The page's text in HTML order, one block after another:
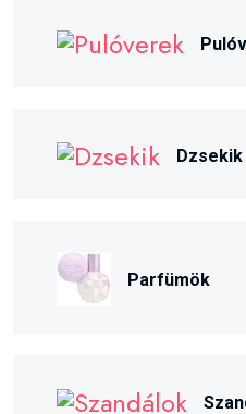
Dzsekik
Parfümök